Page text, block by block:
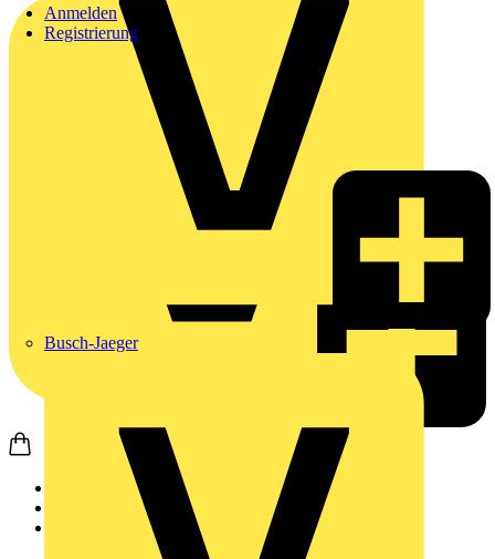
Busch-Jaeger
Anmelden
Registrierung
Schneider Electric